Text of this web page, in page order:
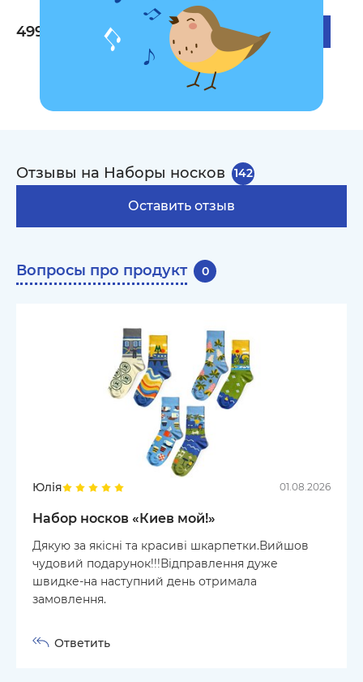
499 грн 499 грн
Отзывы на Наборы носков 142
Оставить отзыв
Вопросы про продукт 0
Юлія 01.08.2026
Набор носков «Киев мой!»
Дякую за якісні та красиві шкарпетки.Вийшов
чудовий подарунок!!!Відправлення дуже
швидке-на наступний день отримала
замовлення.
Ответить